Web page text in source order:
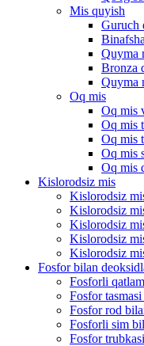
Mis quyish
Guruch
Quyma
Bronza
Quyma
Oq mis
Oq mis
Oq mis
Oq mis
Oq mis
Oq mis
Kislorodsiz mis
Kislorodsiz
Kislorodsiz
Kislorodsiz
Kislorodsiz
Kislorodsiz
Fosfor bilan
Fosforli
Fosfor
Fosfor rod
Fosforli sim
Fosfor